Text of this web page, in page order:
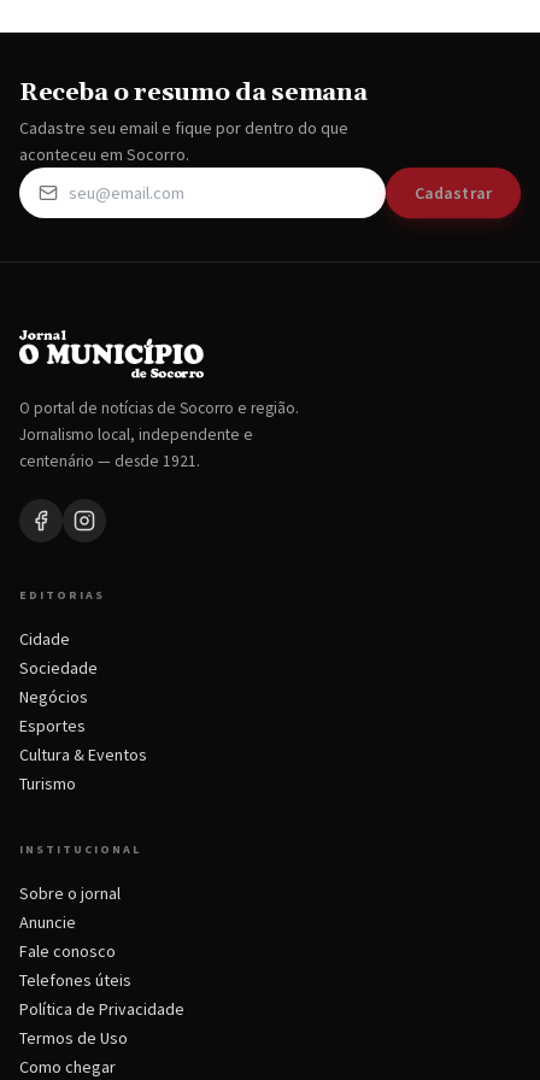
Receba o resumo da semana
Cadastre seu email e fique por dentro do que
aconteceu em Socorro.
Cadastrar
O portal de notícias de Socorro e região.
Jornalismo local, independente e
centenário — desde 1921.
EDITORIAS
Cidade
Sociedade
Negócios
Esportes
Cultura & Eventos
Turismo
INSTITUCIONAL
Sobre o jornal
Anuncie
Fale conosco
Telefones úteis
Política de Privacidade
Termos de Uso
Como chegar